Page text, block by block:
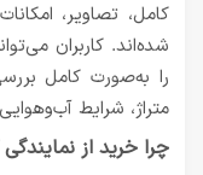
کامل، تصاویر،
شده‌اند. کاربران
را به‌صورت کامل
متراژ، شرایط
چرا خرید از